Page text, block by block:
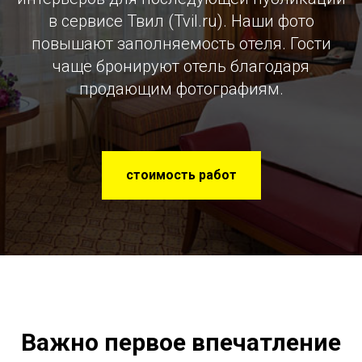
в сервисе Твил (Tvil.ru). Наши фото
повышают заполняемость отеля. Гости
чаще бронируют отель благодаря
продающим фотографиям.
стоимость работ
Важно первое впечатление